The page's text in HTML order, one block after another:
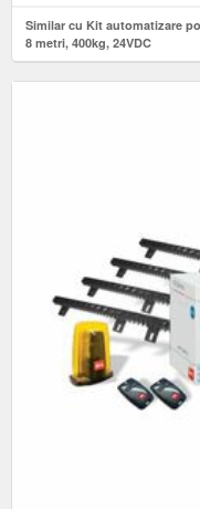
Similar cu Kit automatizare
8 metri, 400kg, 24VDC